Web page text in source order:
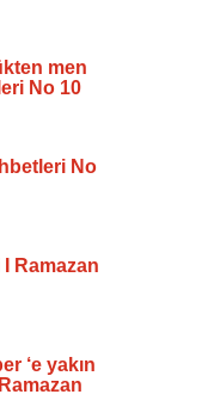
men
No 10
No
I Ramazan
‘e yakın